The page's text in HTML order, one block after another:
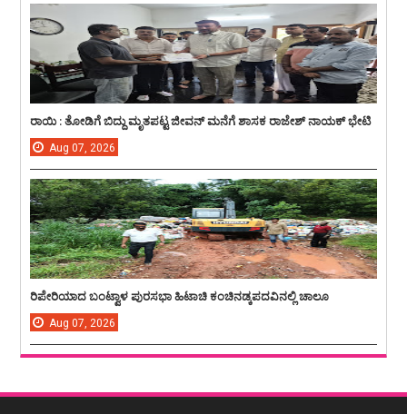
ರಾಯಿ : ತೋಡಿಗೆ ಬಿದ್ದು ಮೃತಪಟ್ಟ ಜೀವನ್ ಮನೆಗೆ ಶಾಸಕ ರಾಜೇಶ್ ನಾಯಕ್ ಭೇಟಿ
Aug 07, 2026
ರಿಪೇರಿಯಾದ ಬಂಟ್ವಾಳ ಪುರಸಭಾ ಹಿಟಾಚಿ ಕಂಚಿನಡ್ಕಪದವಿನಲ್ಲಿ ಚಾಲೂ
Aug 07, 2026